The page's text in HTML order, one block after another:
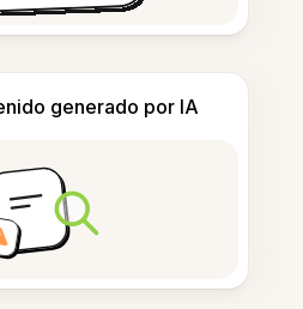
generado por IA